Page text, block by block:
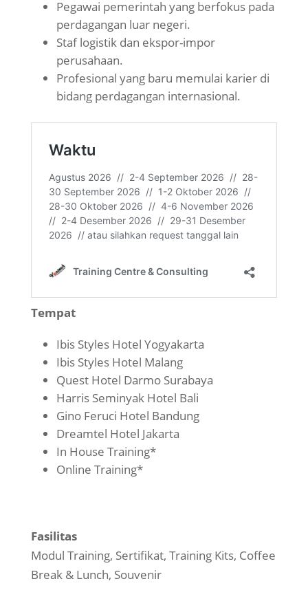
Pegawai pemerintah yang berfokus pada
perdagangan luar negeri.
Staf logistik dan ekspor-impor
perusahaan.
Profesional yang baru memulai karier di
bidang perdagangan internasional.
Tempat
Ibis Styles Hotel Yogyakarta
Ibis Styles Hotel Malang
Quest Hotel Darmo Surabaya
Harris Seminyak Hotel Bali
Gino Feruci Hotel Bandung
Dreamtel Hotel Jakarta
In House Training*
Online Training*
Fasilitas
Modul Training, Sertifikat, Training Kits, Coffee
Break & Lunch, Souvenir